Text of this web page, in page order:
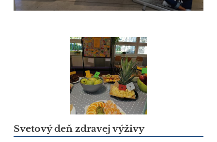
Svetový deň zdravej výživy